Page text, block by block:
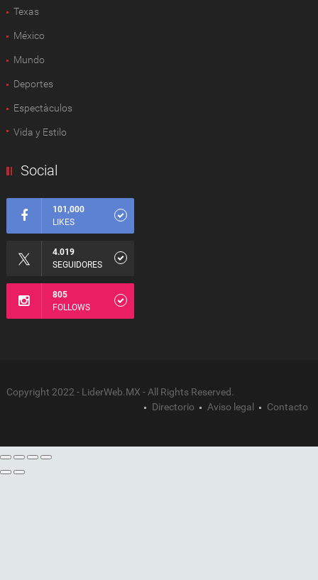
Texas
México
Mundo
Deportes
Espectàculos
Vida y Estilo
Social
101,000
LIKES
4.019
SEGUIDORES
805
FOLLOWS
Copyright 2022 - LiderWeb.MX - All Rights Reserved.
Directorio
Aviso legal Contacto